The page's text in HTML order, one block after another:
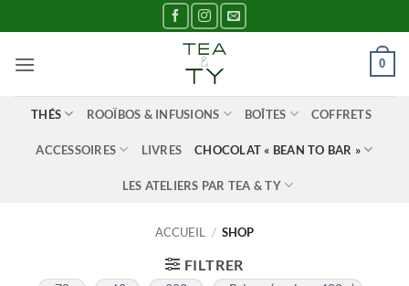
au
contenu
0
THÉS ROOÏBOS & INFUSIONS BOÎTES COFFRETS
ACCESSOIRES LIVRES CHOCOLAT « BEAN TO BAR »
LES ATELIERS PAR TEA & TY
ACCUEIL / SHOP
FILTRER